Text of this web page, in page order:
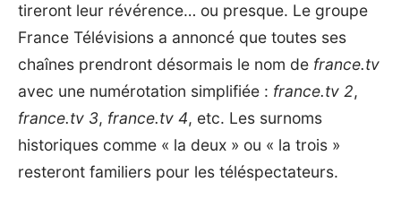
tireront leur révérence… ou presque. Le groupe
France Télévisions a annoncé que toutes ses
chaînes prendront désormais le nom de france.tv
avec une numérotation simplifiée : france.tv 2,
france.tv 3, france.tv 4, etc. Les surnoms
historiques comme « la deux » ou « la trois »
resteront familiers pour les téléspectateurs.